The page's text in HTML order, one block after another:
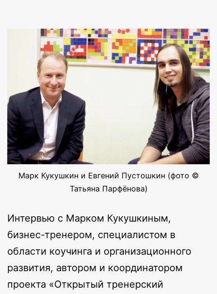
Марк Кукушкин и Евгений Пустошкин (фото ©
Татьяна Парфёнова)
Интервью с Марком Кукушкиным,
бизнес-тренером, специалистом в
области коучинга и организационного
развития, автором и координатором
проекта «Открытый тренерский